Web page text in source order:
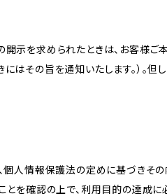
示を求められたときは、お客様ご
その旨を通知いたします。）。但
個人情報保護法の定めに基づきそ
とを確認の上で、利用目的の達成